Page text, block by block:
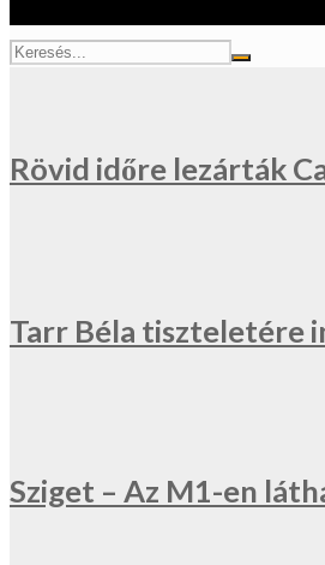
Rövid időre lezárták
Tarr Béla tiszteletére
Sziget – Az M1-en